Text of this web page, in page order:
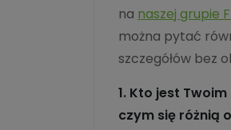
na naszej grupie
można pytać
szczegółów bez
1. Kto jest
czym się różnią